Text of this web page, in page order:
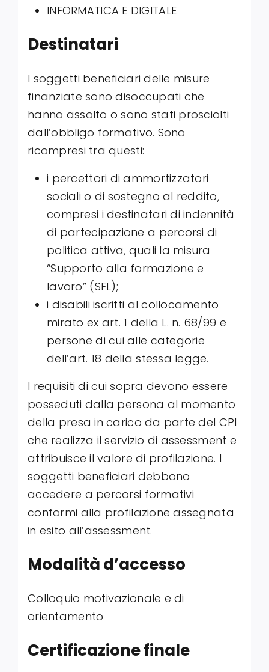
INFORMATICA E DIGITALE
Destinatari
I soggetti beneficiari delle misure
finanziate sono disoccupati che
hanno assolto o sono stati prosciolti
dall’obbligo formativo. Sono
ricompresi tra questi:
i percettori di ammortizzatori
sociali o di sostegno al reddito,
compresi i destinatari di indennità
di partecipazione a percorsi di
politica attiva, quali la misura
“Supporto alla formazione e
lavoro” (SFL);
i disabili iscritti al collocamento
mirato ex art. 1 della L. n. 68/99 e
persone di cui alle categorie
dell’art. 18 della stessa legge.
I requisiti di cui sopra devono essere
posseduti dalla persona al momento
della presa in carico da parte del CPI
che realizza il servizio di assessment e
attribuisce il valore di profilazione. I
soggetti beneficiari debbono
accedere a percorsi formativi
conformi alla profilazione assegnata
in esito all’assessment.
Modalità d’accesso
Colloquio motivazionale e di
orientamento
Certificazione finale